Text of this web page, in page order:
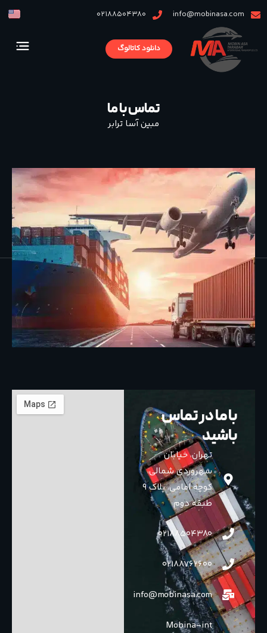
info@mobinasa.com
02188504380
دانلود کاتالوگ
تماس با ما
مبین آسا ترابر
با ما در تماس
باشید
تهران، خیابان
سهروردی شمالی،
کوچه امامی، پلاک ٩
طبقه دوم
02188504380
02188762600
info@mobinasa.com
Mobina-int